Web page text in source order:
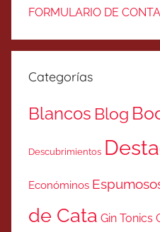
FORMULARIO DE
Categorías
Blancos Blog
Descubrimientos
Económinos
de Cata Gin Tonics